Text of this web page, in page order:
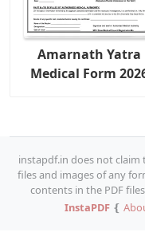
Amarnath Yatra
Medical Form
instapdf.in does not
files and images of any
contents in the PDF
InstaPDF❴